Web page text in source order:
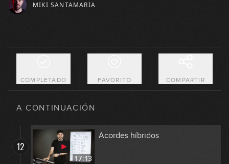
MIKI SANTAMARIA
COMPLETADO FAVORITO COMPARTIR
A CONTINUACIÓN
9
La escala Lidia bemol 7
11
Acordes suspendidos (acordes
12
17:13
Acordes híbridos